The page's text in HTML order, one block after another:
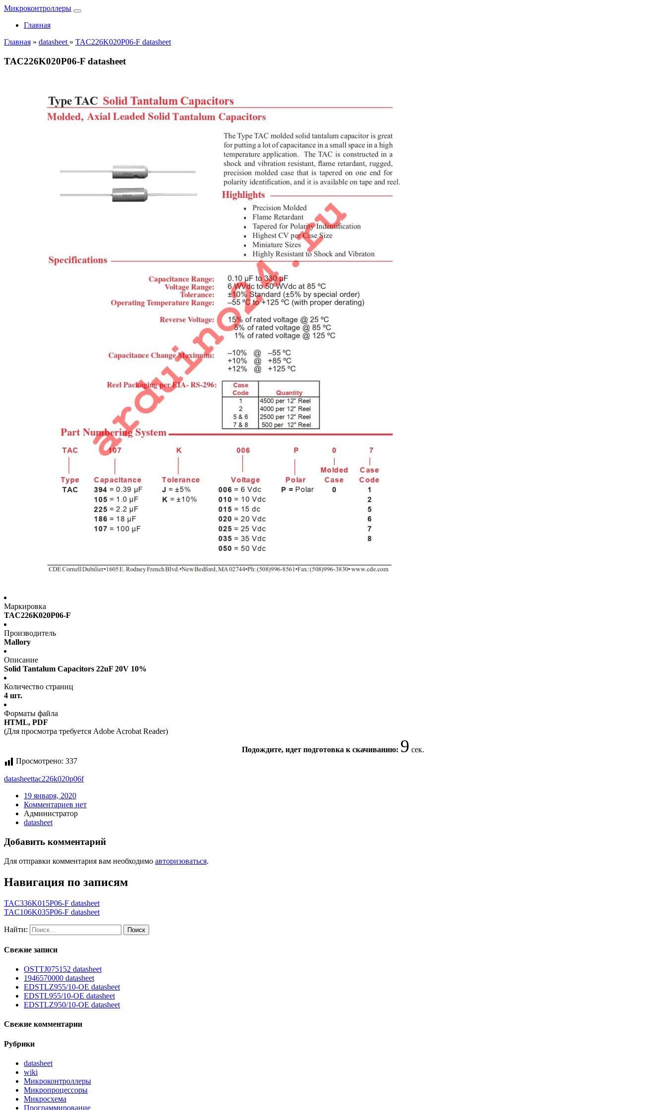
Микроконтроллеры
Главная
Главная » datasheet » TAC226K020P06-F datasheet
TAC226K020P06-F datasheet
Маркировка
TAC226K020P06-F
Производитель
Mallory
Описание
Solid Tantalum Capacitors 22uF 20V 10%
Количество страниц
4 шт.
Форматы файла
HTML, PDF
(Для просмотра требуется Adobe Acrobat Reader)
Подождите, идет подготовка к скачиванию: 8 сек.
Просмотрено: 337
datasheettac226k020p06f
19 января, 2020
Комментариев нет
Администратор
datasheet
Добавить комментарий
Для отправки комментария вам необходимо авторизоваться.
Навигация по записям
TAC336K015P06-F datasheet
TAC106K035P06-F datasheet
Найти:
Свежие записи
OSTTJ075152 datasheet
1946570000 datasheet
EDSTLZ955/10-OE datasheet
EDSTL955/10-OE datasheet
EDSTLZ950/10-OE datasheet
Свежие комментарии
Рубрики
datasheet
wiki
Микроконтроллеры
Микропроцессоры
Микросхема
Программирование